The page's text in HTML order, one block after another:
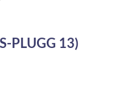
PLUGG 13)